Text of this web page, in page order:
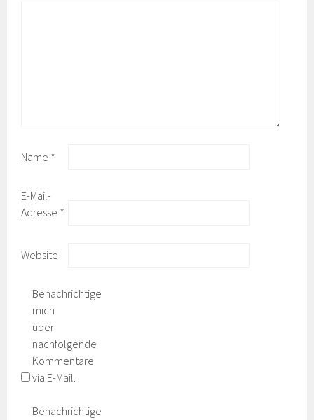
Name *
E-Mail-
Adresse *
Website
Benachrichtige
mich
über
nachfolgende
Kommentare
via E-Mail.
Benachrichtige